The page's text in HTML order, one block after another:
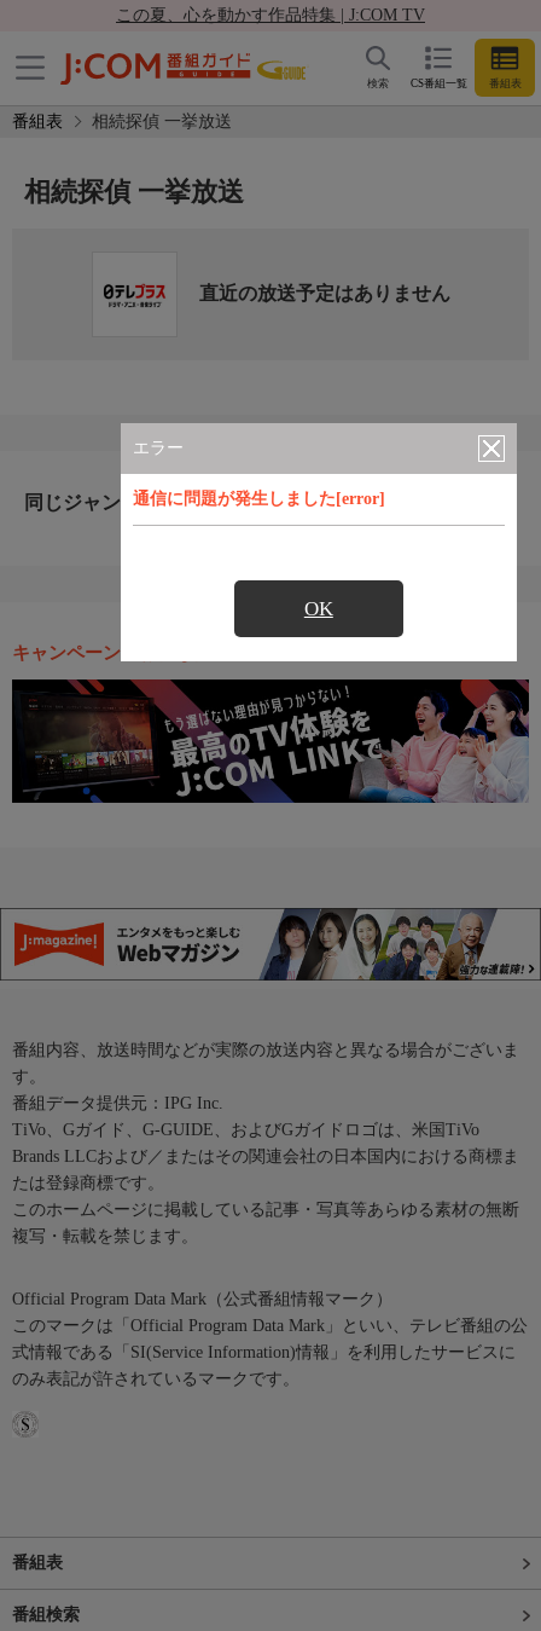
この夏、心を動かす作品特集 | J:COM TV
CS番組一覧 番組表
検索
番組表 相続探偵 一挙放送
エラー
通信に問題が発生しました[error]
OK
相続探偵 一挙放送
直近の放送予定はありません
同じジャンルのおすすめ番組
キャンペーン・お得な情報
番組内容、放送時間などが実際の放送内容と異なる場合がございま
す。
番組データ提供元：IPG Inc.
TiVo、Gガイド、G-GUIDE、およびGガイドロゴは、米国TiVo
Brands LLCおよび／またはその関連会社の日本国内における商標ま
たは登録商標です。
このホームページに掲載している記事・写真等あらゆる素材の無断
複写・転載を禁じます。
Official Program Data Mark（公式番組情報マーク）
このマークは「Official Program Data Mark」といい、テレビ番組の公
式情報である「SI(Service Information)情報」を利用したサービスに
のみ表記が許されているマークです。
番組表
番組検索